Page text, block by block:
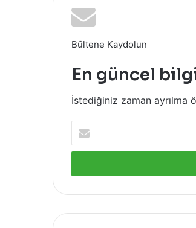
Bültene Kaydolun
En güncel
İstediğiniz zaman ayrılma
Posta
adresinizi